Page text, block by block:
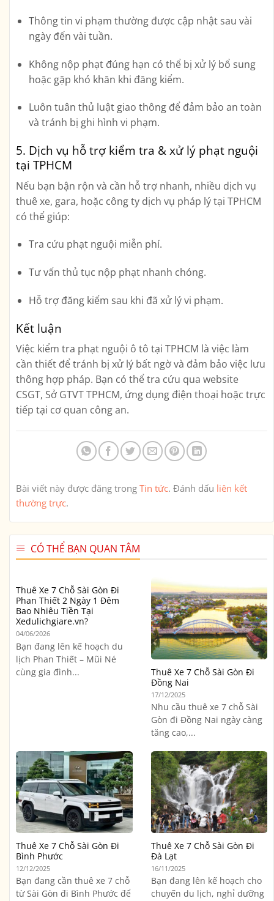
Thông tin vi phạm thường được cập nhật sau vài
ngày đến vài tuần.
Không nộp phạt đúng hạn có thể bị xử lý bổ sung
hoặc gặp khó khăn khi đăng kiểm.
Luôn tuân thủ luật giao thông để đảm bảo an toàn
và tránh bị ghi hình vi phạm.
5. Dịch vụ hỗ trợ kiểm tra & xử lý phạt nguội
tại TPHCM
Nếu bạn bận rộn và cần hỗ trợ nhanh, nhiều dịch vụ
thuê xe, gara, hoặc công ty dịch vụ pháp lýtại TPHCM
có thể giúp:
Tra cứu phạt nguội miễn phí.
Tư vấn thủ tục nộp phạt nhanh chóng.
Hỗ trợ đăng kiểm sau khi đã xử lý vi phạm.
Kết luận
Việc kiểm tra phạt nguội ô tô tại TPHCM là việc làm
cần thiết để tránh bị xử lý bất ngờ và đảm bảo việc lưu
thông hợp pháp. Bạn có thể tra cứu qua website
CSGT, Sở GTVT TPHCM, ứng dụng điện thoại hoặc trực
tiếp tại cơ quan công an.
Bài viết này được đăng trong Tin tức. Đánh dấu liên kết
thường trực.
CÓ THỂ BẠN QUAN TÂM
Thuê Xe 7 Chỗ Sài Gòn Đi
Phan Thiết 2 Ngày 1 Đêm
Bao Nhiêu Tiền Tại
Xedulichgiare.vn?
04/06/2026
Bạn đang lên kế hoạch du
lịch Phan Thiết – Mũi Né
cùng gia đình...
Thuê Xe 7 Chỗ Sài Gòn Đi
Đồng Nai
17/12/2025
Nhu cầu thuê xe 7 chỗ Sài
Gòn đi Đồng Nai ngày càng
tăng cao,...
Thuê Xe 7 Chỗ Sài Gòn Đi
Bình Phước
12/12/2025
Bạn đang cần thuê xe 7 chỗ
từ Sài Gòn đi Bình Phước để
Thuê Xe 7 Chỗ Sài Gòn Đi
Đà Lạt
16/11/2025
Bạn đang lên kế hoạch cho
chuyến du lịch, nghỉ dưỡng